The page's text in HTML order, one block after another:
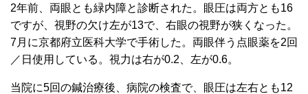
2年前、両眼とも緑内障と診断された。眼圧は両方とも16
ですが、視野の欠け左が13で、右眼の視野が狭くなった。
7月に京都府立医科大学で手術した。両眼伴う点眼薬を2回
／日使用している。視力は右が0.2、左が0.6。
当院に5回の鍼治療後、病院の検査で、眼圧は左右とも12